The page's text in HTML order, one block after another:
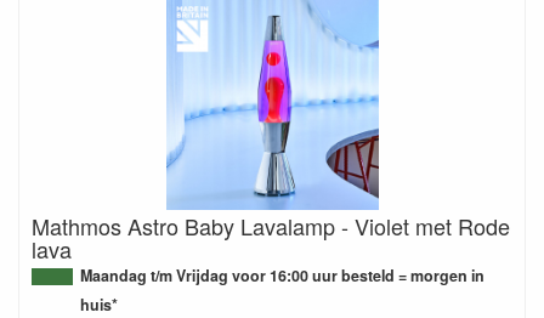
Mathmos Astro Baby Lavalamp - Violet met Rode
lava
Maandag t/m Vrijdag voor 16:00 uur besteld = morgen in
huis*